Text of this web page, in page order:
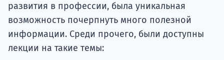
развития в профессии, была уникальная
возможность почерпнуть много полезной
информации. Среди прочего, были доступны
лекции на такие темы: